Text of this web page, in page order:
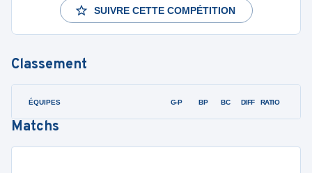
SUIVRE CETTE COMPÉTITION
Classement
ÉQUIPES G-P BP BC DIFF RATIO
Matchs